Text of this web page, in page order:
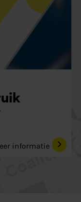
informatie